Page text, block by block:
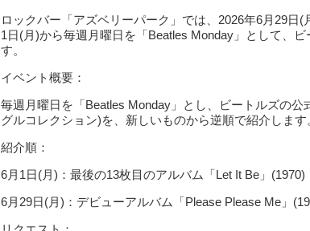
ロックバー「アズベリーパーク」では、2026年6月29日
1日(月)から毎週月曜日を「Beatles Monday」として、
す。
イベント概要：
毎週月曜日を「Beatles Monday」とし、ビートルズの
グルコレクション)を、新しいものから逆順で紹介します
紹介順：
6月1日(月)：最後の13枚目のアルバム「Let It Be」(1970)
6月29日(月)：デビューアルバム「Please Please Me」